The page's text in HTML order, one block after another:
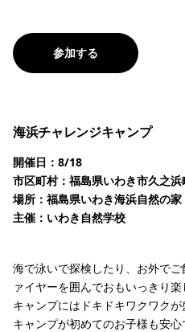
参加する
海浜チャレンジキャンプ
開催日：8/18
市区町村：福島県いわき市久之浜
場所：福島県いわき海浜自然の家
主催：いわき自然学校
海で泳いで探検したり、お外で
ァイヤーを囲んでおもいっきり
キャンプにはドキドキワクワク
キャンプが初めてのお子様も安